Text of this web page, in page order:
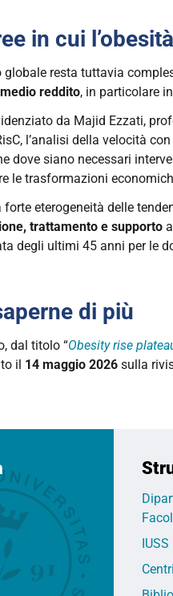
in cui
globale resta tuttavia
reddito, in particolare
da Majid Ezzati,
l’analisi della velocità
dove siano necessari
le trasformazioni
forte eterogeneità delle
trattamento e supporto
degli ultimi 45 anni per le
di più
dal titolo “Obesity rise
il 14 maggio 2026 sulla
Centri